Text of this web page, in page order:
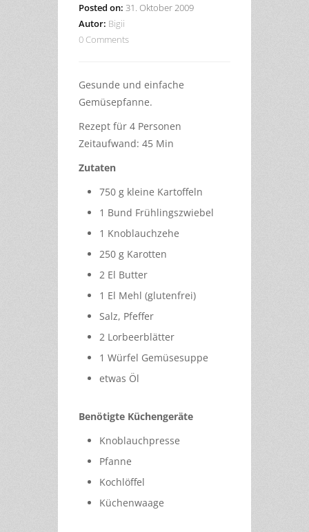
Posted on: 31. Oktober 2009
Autor: Bigii
0 Comments
Gesunde und einfache
Gemüsepfanne.
Rezept für 4 Personen
Zeitaufwand: 45 Min
Zutaten
750 g kleine Kartoffeln
1 Bund Frühlingszwiebel
1 Knoblauchzehe
250 g Karotten
2 El Butter
1 El Mehl (glutenfrei)
Salz, Pfeffer
2 Lorbeerblätter
1 Würfel Gemüsesuppe
etwas Öl
Benötigte Küchengeräte
Knoblauchpresse
Pfanne
Kochlöffel
Küchenwaage